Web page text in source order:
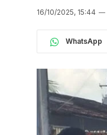
16/10/2025, 15:44
WhatsApp